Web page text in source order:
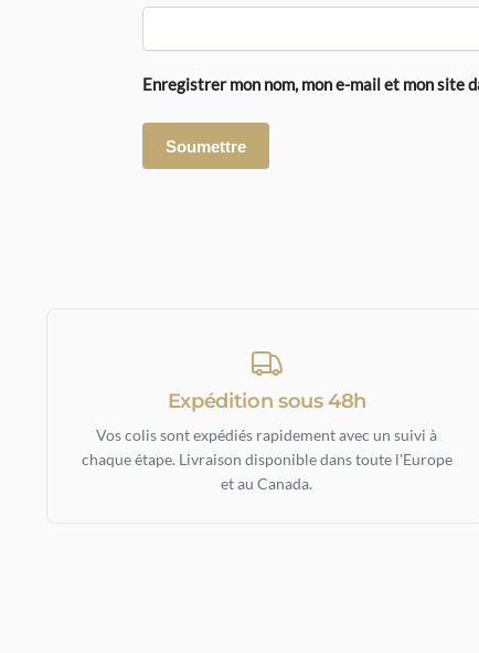
Enregistrer mon nom, mon e-mail et mon site
Expédition sous 48h
Vos colis sont expédiés rapidement avec un suivi à
chaque étape. Livraison disponible dans toute l'Europe
et au Canada.